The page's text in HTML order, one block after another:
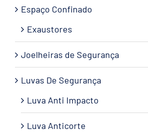
Espaço Confinado
Exaustores
Joelheiras de Segurança
Luvas De Segurança
Luva Anti Impacto
Luva Anticorte